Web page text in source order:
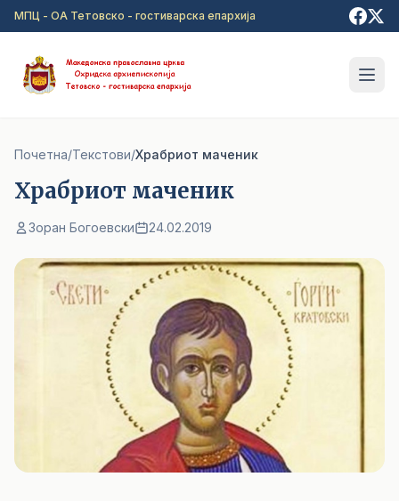
Прејди на главна содржина
МПЦ - ОА Тетовско - гостиварска епархија
Почетна/Текстови/Храбриот маченик
Храбриот маченик
Зоран Богоевски 24.02.2019